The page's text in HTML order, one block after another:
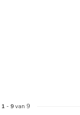
1 - 9van 9